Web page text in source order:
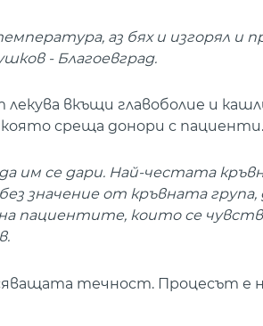
аз бях и изгорял и
- Благоевград.
вкъщи главоболие и
среща донори с пациенти.
им се дари. Най-честата
значение от кръвната
пациентите, които се
течност. Процесът е